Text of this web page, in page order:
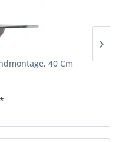
40 Cm